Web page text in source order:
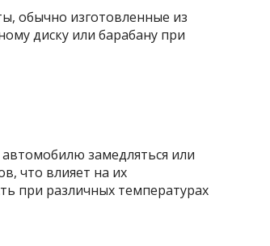
обычно изготовленные из
диску или барабану при
замедляться или
что влияет на их
при различных температурах